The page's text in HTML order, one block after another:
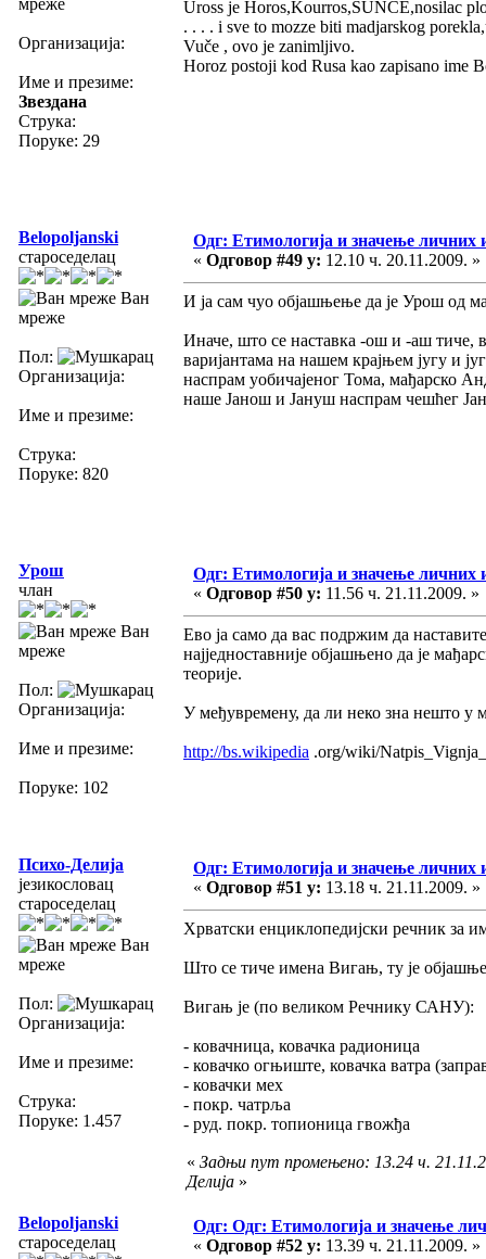
Организација:
Име и презиме:
Звездана
Струка:
Поруке: 29
Uross je Horos,Kourros,SUNCE,nosilac
. . . . i sve to mozze biti madjarskog
Vuče , ovo je zanimljivo.
Horoz postoji kod Rusa kao zapisano ime
Belopoljanski
староседелац
Ван
мреже
Пол:
Организација:
Име и презиме:
Струка:
Поруке: 820
Одг: Етимологија и значење личних
« Одговор #49 у: 12.10 ч. 20.11.2009. »
И ја сам чуо објашњење да је Урош од
Иначе, што се наставка -ош и -аш тиче,
варијантама на нашем крајњем југу и
наспрам уобичајеног Тома, мађарско
наше Јанош и Јануш наспрам чешћег
Урош
члан
Ван
мреже
Пол:
Организација:
Име и презиме:
Поруке: 102
Одг: Етимологија и значење личних
« Одговор #50 у: 11.56 ч. 21.11.2009. »
Εво ја само да вас подржим да
најједноставније објашњено да је
теорије.
У међувремену, да ли неко зна нешто
http://bs.wikipedia .org/wiki/
Психо-Делија
језикословац
староседелац
Ван
мреже
Пол:
Организација:
Име и презиме:
Струка:
Поруке: 1.457
Одг: Етимологија и значење личних
« Одговор #51 у: 13.18 ч. 21.11.2009. »
Хрватски енциклопедијски речник за
Што се тиче имена Вигањ, ту је
Вигањ је (по великом Речнику САНУ):
- ковачница, ковачка радионица
- ковачко огњиште, ковачка ватра
- ковачки мех
- покр. чатрља
- руд. покр. топионица гвожђа
« Задњи пут промењено: 13.24 ч.
Делија »
Belopoljanski
староседелац
Одг: Одг: Етимологија и значење
« Одговор #52 у: 13.39 ч. 21.11.2009. »